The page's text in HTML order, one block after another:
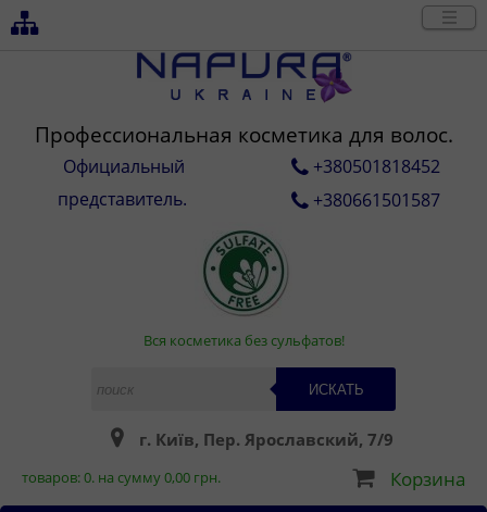
Профессиональная косметика для волос.
Официальный
представитель.
+380501818452
+380661501587
Вся косметика без сульфатов!
ИСКАТЬ
г. Київ, Пер. Ярославский, 7/9
товаров:0. на сумму0,00 грн. Корзина